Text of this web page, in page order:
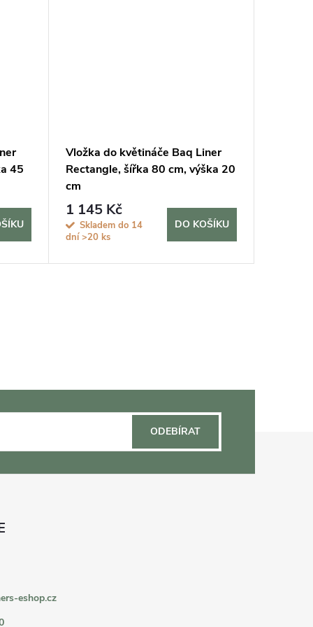
45
Vložka do květináče Baq Liner
Rectangle, šířka 80 cm, výška 20
cm
1 145 Kč
Skladem do 14
dní>20 ks
DO KOŠÍKU
ODEBÍRAT
eshop.cz